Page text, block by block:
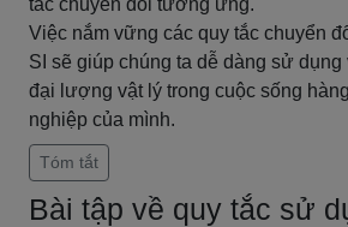
tắc chuyển đổi tương ứng.
Việc nắm vững các quy tắc chuyển
SI sẽ giúp chúng ta dễ dàng sử
đại lượng vật lý trong cuộc sống
nghiệp của mình.
Tóm tắt
Bài tập về quy tắc sử